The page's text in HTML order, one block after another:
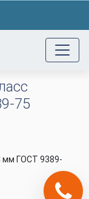
75
мм ГОСТ 9389-